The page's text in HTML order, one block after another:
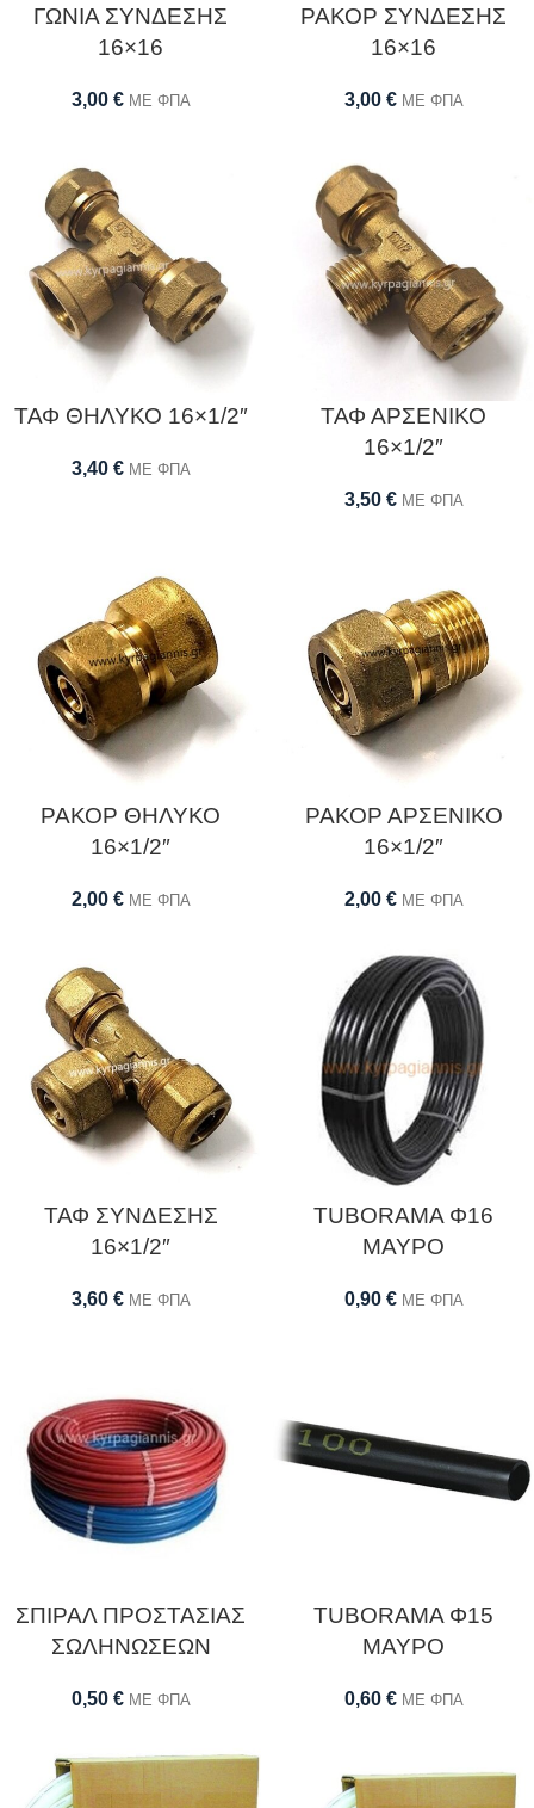
ΓΩΝΙΑ ΣΥΝΔΕΣΗΣ
16×16
3,00 € ΜΕ ΦΠΑ
ΡΑΚΟΡ ΣΥΝΔΕΣΗΣ
16×16
3,00 € ΜΕ ΦΠΑ
ΤΑΦ ΘΗΛΥΚΟ 16×1/2″
3,40 € ΜΕ ΦΠΑ
ΤΑΦ ΑΡΣΕΝΙΚΟ
16×1/2″
3,50 € ΜΕ ΦΠΑ
ΡΑΚΟΡ ΘΗΛΥΚΟ
16×1/2″
2,00 € ΜΕ ΦΠΑ
ΡΑΚΟΡ ΑΡΣΕΝΙΚΟ
16×1/2″
2,00 € ΜΕ ΦΠΑ
ΤΑΦ ΣΥΝΔΕΣΗΣ
16×1/2″
3,60 € ΜΕ ΦΠΑ
TUBORAMA Φ16
ΜΑΥΡΟ
0,90 € ΜΕ ΦΠΑ
ΣΠΙΡΑΛ ΠΡΟΣΤΑΣΙΑΣ
ΣΩΛΗΝΩΣΕΩΝ
0,50 € ΜΕ ΦΠΑ
TUBORAMA Φ15
ΜΑΥΡΟ
0,60 € ΜΕ ΦΠΑ